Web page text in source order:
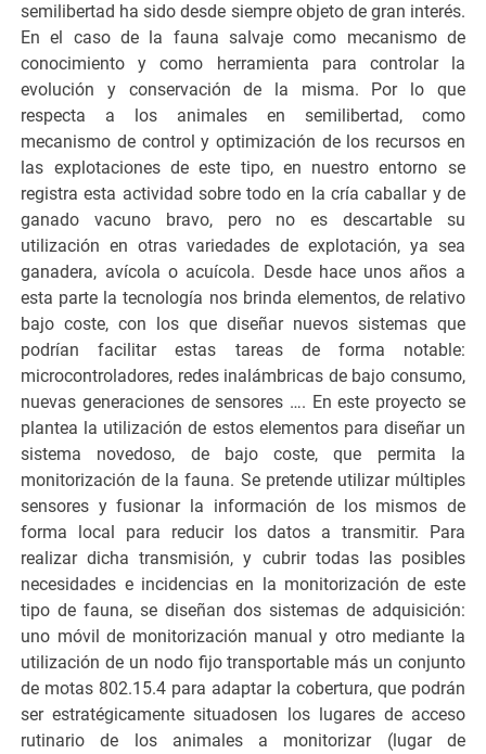
semilibertad ha sido desde siempre objeto de gran interés.
En el caso de la fauna salvaje como mecanismo de
conocimiento y como herramienta para controlar la
evolución y conservación de la misma. Por lo que
respecta a los animales en semilibertad, como
mecanismo de control y optimización de los recursos en
las explotaciones de este tipo, en nuestro entorno se
registra esta actividad sobre todo en la cría caballar y de
ganado vacuno bravo, pero no es descartable su
utilización en otras variedades de explotación, ya sea
ganadera, avícola o acuícola. Desde hace unos años a
esta parte la tecnología nos brinda elementos, de relativo
bajo coste, con los que diseñar nuevos sistemas que
podrían facilitar estas tareas de forma notable:
microcontroladores, redes inalámbricas de bajo consumo,
nuevas generaciones de sensores …. En este proyecto se
plantea la utilización de estos elementos para diseñar un
sistema novedoso, de bajo coste, que permita la
monitorización de la fauna. Se pretende utilizar múltiples
sensores y fusionar la información de los mismos de
forma local para reducir los datos a transmitir. Para
realizar dicha transmisión, y cubrir todas las posibles
necesidades e incidencias en la monitorización de este
tipo de fauna, se diseñan dos sistemas de adquisición:
uno móvil de monitorización manual y otro mediante la
utilización de un nodo fijo transportable más un conjunto
de motas 802.15.4 para adaptar la cobertura, que podrán
ser estratégicamente situadosen los lugares de acceso
rutinario de los animales a monitorizar (lugar de